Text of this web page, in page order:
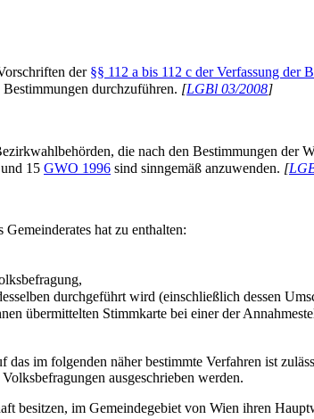
der §§ 112 a bis 112 c der Verfassung der
durchzuführen. [LGBl 03/2008]
die nach den Bestimmungen der
15 GWO 1996 sind sinngemäß anzuwenden. [
hat zu enthalten:
durchgeführt wird (einschließlich dessen
übermittelten Stimmkarte bei einer der
im folgenden näher bestimmte Verfahren ist
ausgeschrieben werden.
besitzen, im Gemeindegebiet von Wien ihren